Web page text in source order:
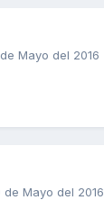
Mayo del 2016
de Mayo del 2016